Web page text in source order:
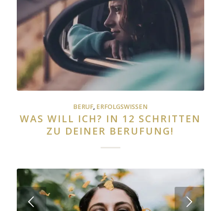
BERUF, ERFOLGSWISSEN
WAS WILL ICH? IN 12 SCHRITTEN
ZU DEINER BERUFUNG!
Weiter